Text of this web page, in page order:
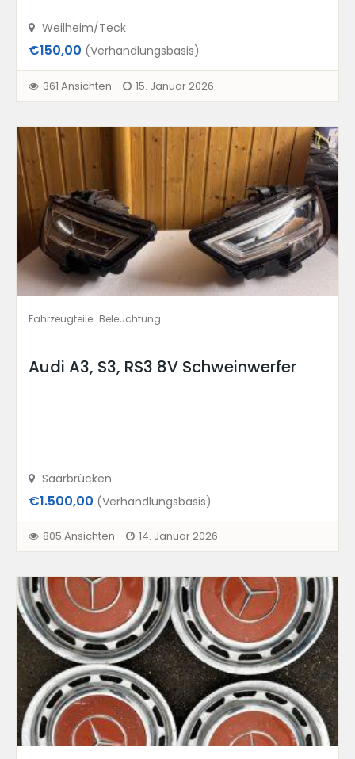
Weilheim/Teck
€150,00 (Verhandlungsbasis)
361 Ansichten 15. Januar 2026
Fahrzeugteile Beleuchtung
Audi A3, S3, RS3 8V Schweinwerfer
Saarbrücken
€1.500,00 (Verhandlungsbasis)
805 Ansichten 14. Januar 2026